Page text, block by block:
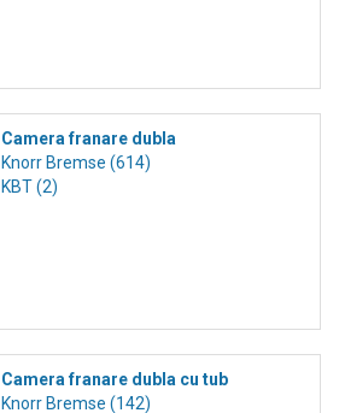
Camera franare dubla
Knorr Bremse (614)
KBT (2)
Camera franare dubla cu tub
Knorr Bremse (142)